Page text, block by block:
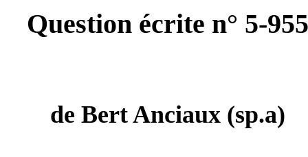
Question écrite n° 5-
deBert Anciaux (sp.a)